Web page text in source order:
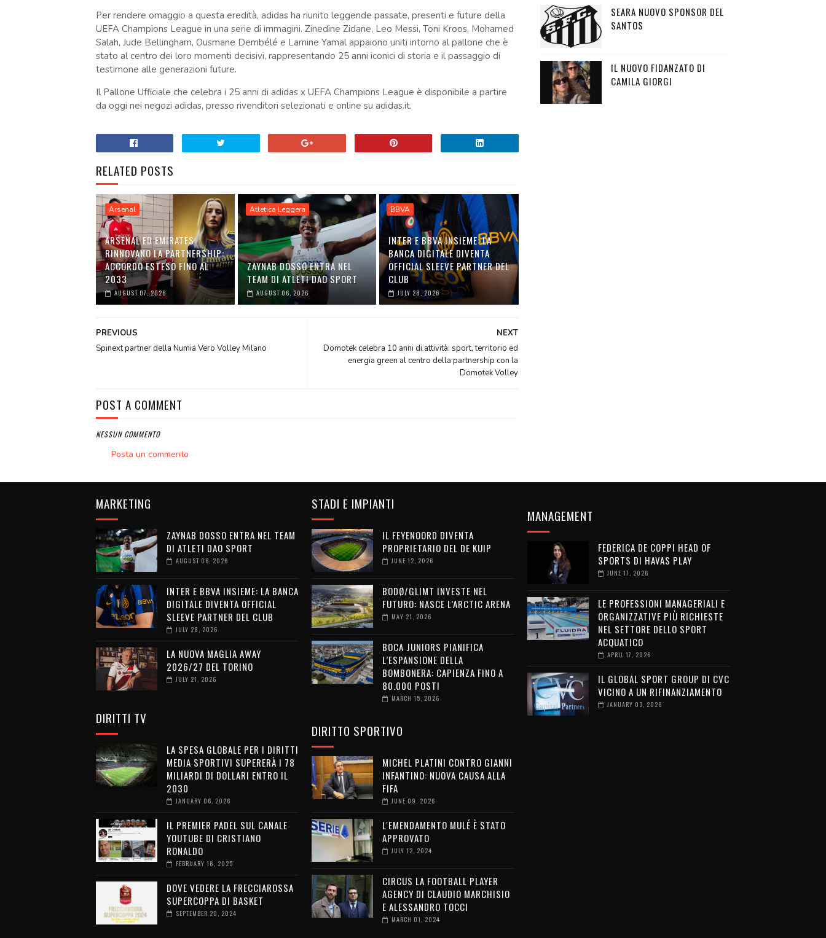
Per rendere omaggio a questa eredità, adidas ha riunito leggende passate, presenti e future della
UEFA Champions League in una serie di immagini. Zinedine Zidane, Leo Messi, Toni Kroos, Mohamed
Salah, Jude Bellingham, Ousmane Dembélé e Lamine Yamal appaiono uniti intorno al pallone che è
stato al centro dei loro momenti decisivi, rappresentando 25 anni iconici di storia e il passaggio di
testimone alle generazioni future.
Il Pallone Ufficiale che celebra i 25 anni di adidas x UEFA Champions League è disponibile a partire
da oggi nei negozi adidas, presso rivenditori selezionati e online su adidas.it.
RELATED POSTS
Arsenal
ARSENAL ED EMIRATES
RINNOVANO LA PARTNERSHIP:
ACCORDO ESTESO FINO AL
2033
AUGUST 07, 2026
Atletica Leggera
ZAYNAB DOSSO ENTRA NEL
TEAM DI ATLETI DAO SPORT
AUGUST 06, 2026
BBVA
INTER E BBVA INSIEME: LA
BANCA DIGITALE DIVENTA
OFFICIAL SLEEVE PARTNER DEL
CLUB
JULY 28, 2026
NEXT
Domotek celebra 10 anni di attività: sport, territorio ed
energia green al centro della partnership con la
Domotek Volley
PREVIOUS
Spinext partner della Numia Vero Volley Milano
POST A COMMENT
NESSUN COMMENTO
Posta un commento
SEARA NUOVO SPONSOR DEL
SANTOS
IL NUOVO FIDANZATO DI
CAMILA GIORGI
MARKETING
ZAYNAB DOSSO ENTRA NEL TEAM
DI ATLETI DAO SPORT
AUGUST 06, 2026
INTER E BBVA INSIEME: LA BANCA
DIGITALE DIVENTA OFFICIAL
SLEEVE PARTNER DEL CLUB
JULY 28, 2026
LA NUOVA MAGLIA AWAY
2026/27 DEL TORINO
JULY 21, 2026
DIRITTI TV
LA SPESA GLOBALE PER I DIRITTI
MEDIA SPORTIVI SUPERERÀ I 78
MILIARDI DI DOLLARI ENTRO IL
2030
JANUARY 06, 2026
IL PREMIER PADEL SUL CANALE
YOUTUBE DI CRISTIANO
RONALDO
FEBRUARY 18, 2025
DOVE VEDERE LA FRECCIAROSSA
SUPERCOPPA DI BASKET
SEPTEMBER 20, 2024
STADI E IMPIANTI
IL FEYENOORD DIVENTA
PROPRIETARIO DEL DE KUIP
JUNE 12, 2026
BODØ/GLIMT INVESTE NEL
FUTURO: NASCE L’ARCTIC ARENA
MAY 21, 2026
BOCA JUNIORS PIANIFICA
L’ESPANSIONE DELLA
BOMBONERA: CAPIENZA FINO A
80.000 POSTI
MARCH 15, 2026
DIRITTO SPORTIVO
MICHEL PLATINI CONTRO GIANNI
INFANTINO: NUOVA CAUSA ALLA
FIFA
JUNE 09, 2026
L'EMENDAMENTO MULÉ È STATO
APPROVATO
JULY 12, 2024
CIRCUS LA FOOTBALL PLAYER
AGENCY DI CLAUDIO MARCHISIO
E ALESSANDRO TOCCI
MARCH 01, 2024
MANAGEMENT
FEDERICA DE COPPI HEAD OF
SPORTS DI HAVAS PLAY
JUNE 17, 2026
LE PROFESSIONI MANAGERIALI E
ORGANIZZATIVE PIÙ RICHIESTE
NEL SETTORE DELLO SPORT
ACQUATICO
APRIL 17, 2026
IL GLOBAL SPORT GROUP DI CVC
VICINO A UN RIFINANZIAMENTO
JANUARY 03, 2026